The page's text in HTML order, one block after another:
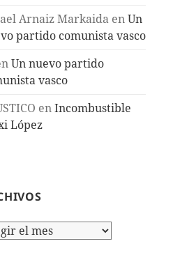
Arnaiz Markaida enUn
partido comunista vasco
Un nuevo partido
vasco
enIncombustible
López